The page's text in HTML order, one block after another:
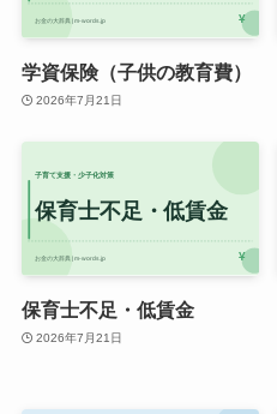
学資保険（子供の教育費）
2026年7月21日
保育士不足・低賃金
2026年7月21日